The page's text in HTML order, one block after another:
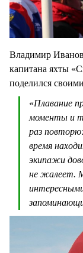
Владимир
капитана яхты
поделился
«Плавание
моменты и
раз
время
экипажи
не жалеет.